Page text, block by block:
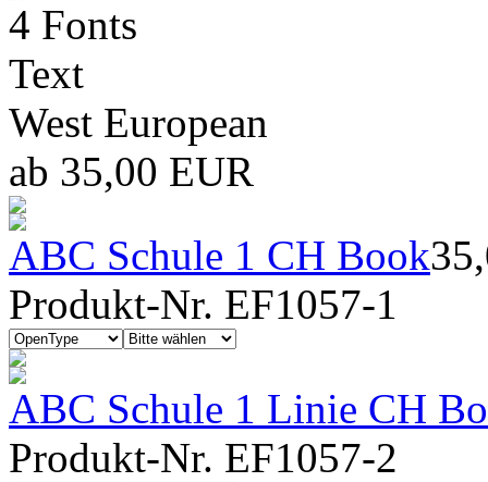
4 Fonts
Text
West European
ab 35,00 EUR
ABC Schule 1 CH Book
Produkt-Nr. EF1057-1
ABC Schule 1 Linie CH
Produkt-Nr. EF1057-2